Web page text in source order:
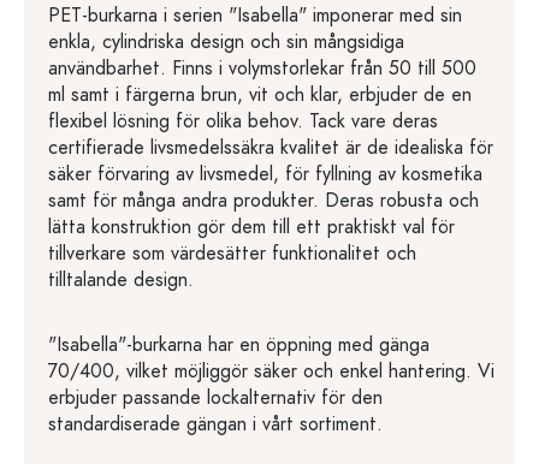
PET-burkarna i serien "Isabella" imponerar med sin
enkla, cylindriska design och sin mångsidiga
användbarhet. Finns i volymstorlekar från 50 till 500
ml samt i färgerna brun, vit och klar, erbjuder de en
flexibel lösning för olika behov. Tack vare deras
certifierade livsmedelssäkra kvalitet är de idealiska för
säker förvaring av livsmedel, för fyllning av kosmetika
samt för många andra produkter. Deras robusta och
lätta konstruktion gör dem till ett praktiskt val för
tillverkare som värdesätter funktionalitet och
tilltalande design.
"Isabella"-burkarna har en öppning med gänga
70/400, vilket möjliggör säker och enkel hantering. Vi
erbjuder passande lockalternativ för den
standardiserade gängan i vårt sortiment.